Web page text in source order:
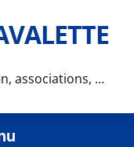
associations, …